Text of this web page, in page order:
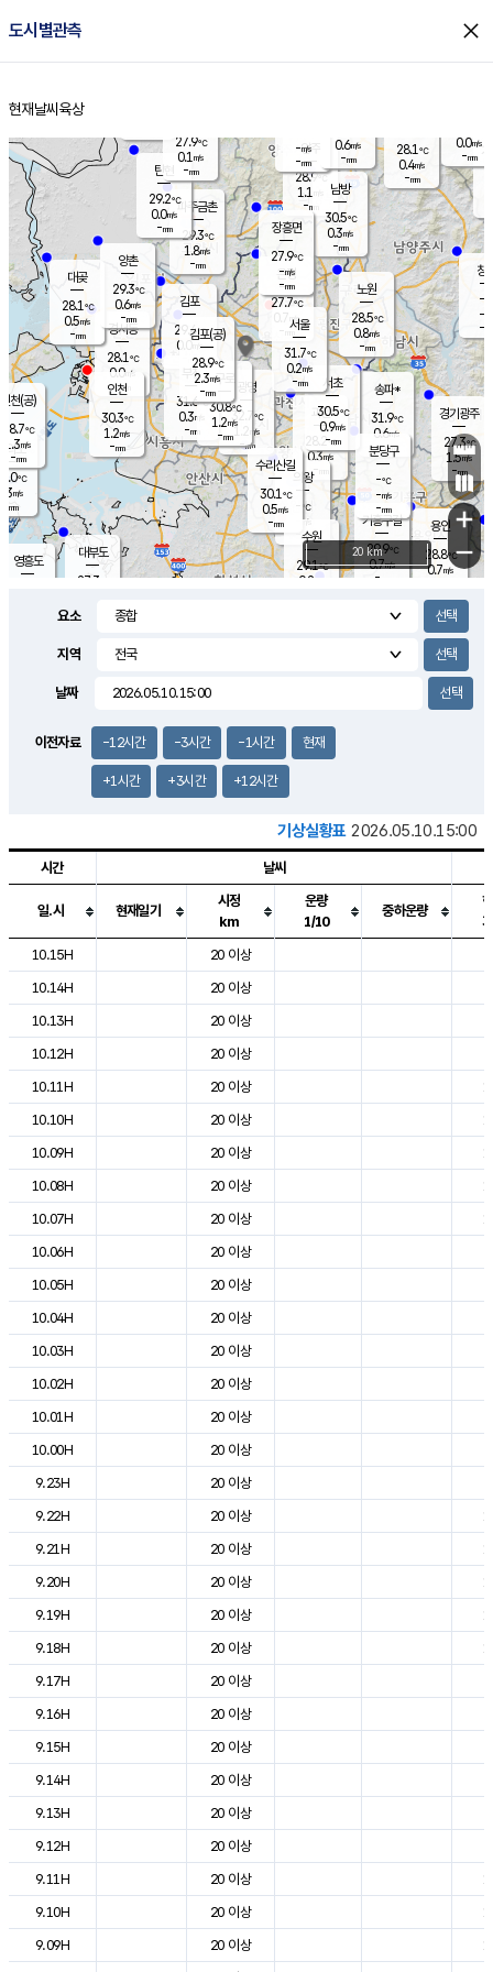
도시별관측 close
홈
현재날씨 육상
의도
℃
m/s
mm
영흥도
양주
28.9℃
1.1
-mm
과천
28.2℃
0.3m/s
- mm
용인
28.8℃
0.7m/s
경기광주
27.3℃
1.5m/s
-mm
0.5m/s
대부도
27.3
경서동
28.1℃
0.0m/s
-mm
파주금촌
29.3℃
1.8m/s
-mm
28.1℃
0.4m/s
-mm
대곶
28.1℃
0.5m/s
-mm
창
-
-m/
-
탄현
29.2℃
0.0m/s
-mm
0.0m/s
-mm
의왕
- ℃
m/s
mm
김포
29.4℃
0.0 m/s
mm
광명
32.7 ℃
1.2 m/s
-mm
부천
31.6℃
0.3m/s
-mm
양촌
29.3℃
0.6m/s
-mm
구로
30.8℃
1.2m/s
-mm
은평
27.7℃
0.7 m/s
- mm
노원
28.5℃
0.8m/s
-mm
송파*
31.9℃
0.6m/s
-mm
서초
30.5℃
0.9m/s
-mm
남방
30.5℃
0.3m/s
-mm
기흥구갈
29.9℃
0.7m/s
-
수리산길
30.1℃
0.5m/s
-mm
분당구
-℃
-m/s
-mm
장흥면
27.9℃
-m/s
-mm
-m/s
-mm
인천(공)
28.7℃
1.3m/s
-mm
김포(공)
28.9℃
2.3m/s
-mm
수원
29.1℃
0.2 m/s
인천
30.3℃
1.2m/s
-mm
서울
31.7℃
0.2m/s
-mm
27.9℃
0.1 m/s
-mm
0.6m/s
-mm
+
−
20 km
요소
지역
날짜
이전자료 -12시간 -3시간 -1시간 현재
+1시간 +3시간 +12시간
기상실황표 2026.05.10.15:00
도시별 기상실황표로 지점, 날씨, 기온, 강수, 바람, 기압등을 안내한 표입
시간 날씨
일.시 현재일기
시정
km
운량
1/10
중하운량
10.15H
20 이상
10.14H
20 이상
10.13H
20 이상
10.12H
20 이상
10.11H
20 이상
10.10H
20 이상
10.09H
20 이상
10.08H
20 이상
10.07H
20 이상
10.06H
20 이상
10.05H
20 이상
10.04H
20 이상
10.03H
20 이상
10.02H
20 이상
10.01H
20 이상
10.00H
20 이상
9.23H
20 이상
9.22H
20 이상
9.21H
20 이상
9.20H
20 이상
9.19H
20 이상
9.18H
20 이상
9.17H
20 이상
9.16H
20 이상
9.15H
20 이상
9.14H
20 이상
9.13H
20 이상
9.12H
20 이상
9.11H
20 이상
9.10H
20 이상
9.09H
20 이상